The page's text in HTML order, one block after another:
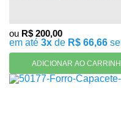
ou R$ 200,00
em até 3x de R$ 66,66
ADICIONAR AO